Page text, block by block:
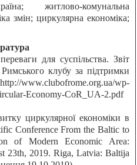
житлово-комунальна
змін; циркулярна економіка;
для суспільства. Звіт
клубу за підтримки
wp-
Economy-CoR_UA-2.pdf
циркулярної економіки в
Conference From the Baltic to
of Modern Economic Area:
23th, 2019. Riga, Latvia: Baltija